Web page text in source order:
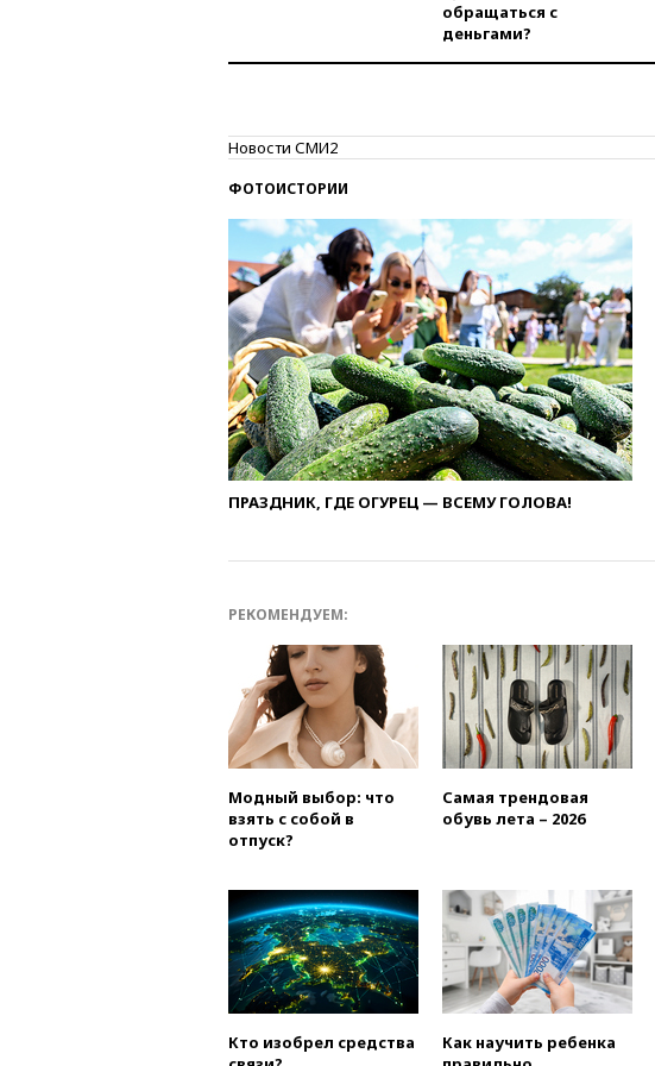
обращаться с
деньгами?
Новости СМИ2
ФОТОИСТОРИИ
ПРАЗДНИК, ГДЕ ОГУРЕЦ — ВСЕМУ ГОЛОВА!
РЕКОМЕНДУЕМ:
Модный выбор: что
взять с собой в
отпуск?
Самая трендовая
обувь лета – 2026
Кто изобрел средства
Как научить ребенка